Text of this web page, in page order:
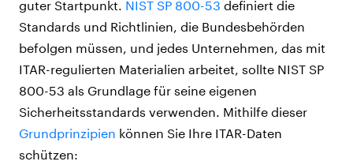
guter Startpunkt. NIST SP 800-53 definiert die
Standards und Richtlinien, die Bundesbehörden
befolgen müssen, und jedes Unternehmen, das mit
ITAR-regulierten Materialien arbeitet, sollte NIST SP
800-53 als Grundlage für seine eigenen
Sicherheitsstandards verwenden. Mithilfe dieser
Grundprinzipien können Sie Ihre ITAR-Daten
schützen: